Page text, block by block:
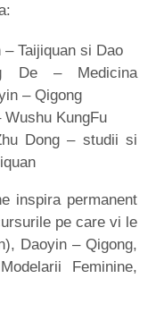
Taijiquan si Dao
De – Medicina
– Qigong
Wushu KungFu
Dong – studii si
inspira permanent
pe care vi le
Daoyin – Qigong,
Feminine,